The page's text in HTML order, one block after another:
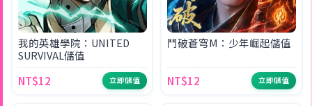
我的英雄學院：UNITED
SURVIVAL儲值
NT$12
立即儲值
鬥破蒼穹M：少年崛起儲值
NT$12 立即儲值